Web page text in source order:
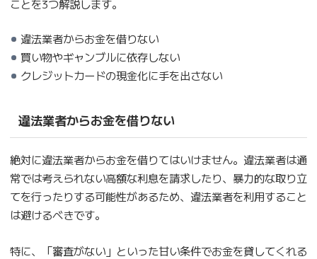
ことを3つ解説します。
違法業者からお金を借りない
買い物やギャンブルに依存しない
クレジットカードの現金化に手を出さない
違法業者からお金を借りない
絶対に違法業者からお金を借りてはいけません。違法業者は通
常では考えられない高額な利息を請求したり、暴力的な取り立
てを行ったりする可能性があるため、違法業者を利用すること
は避けるべきです。
特に、「審査がない」といった甘い条件でお金を貸してくれる